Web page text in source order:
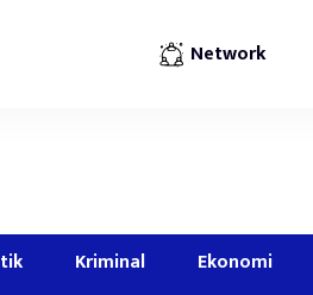
Network
Kriminal Ekonomi